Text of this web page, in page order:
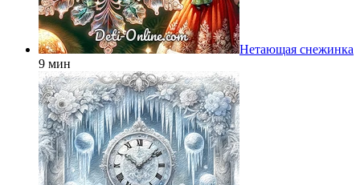
Нетающая снежинка
9 мин